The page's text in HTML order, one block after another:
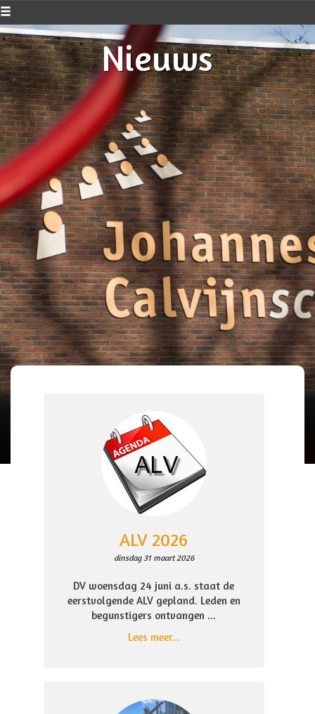
Nieuws
ALV 2026
dinsdag 31 maart 2026
DV woensdag 24 juni a.s. staat de
eerstvolgende ALV gepland. Leden en
begunstigers ontvangen ...
Lees meer...